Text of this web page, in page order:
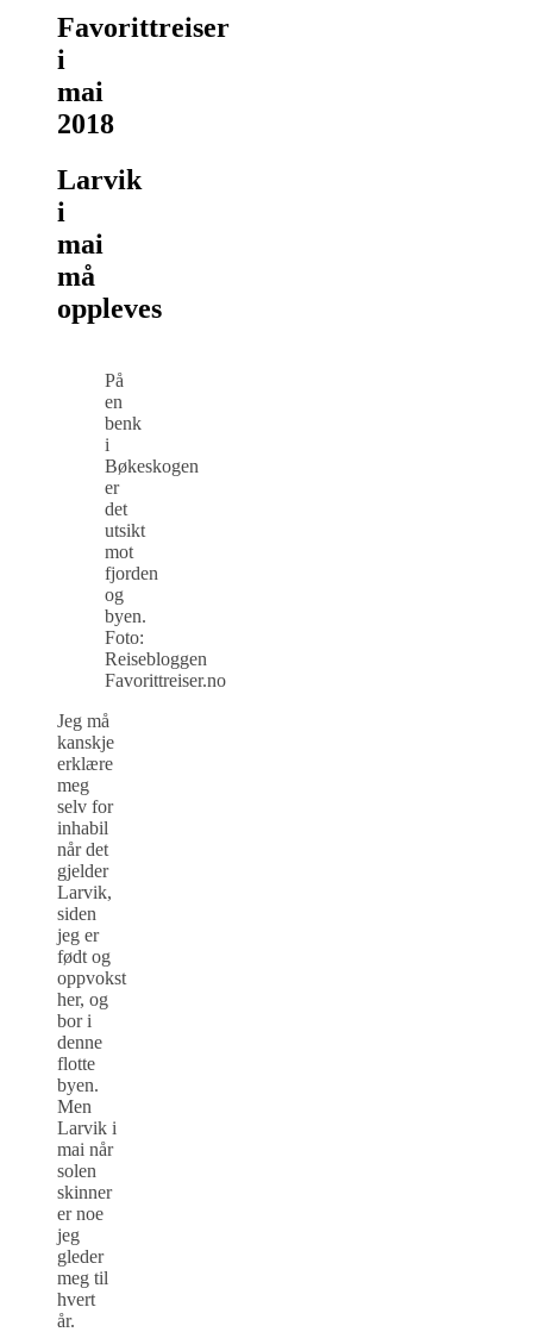
Favorittreiser
i
mai
2018
Larvik
i
mai
må
oppleves
På
en
benk
i
Bøkeskogen
er
det
utsikt
mot
fjorden
og
byen.
Foto:
Reisebloggen
Favorittreiser.no
Jeg må
kanskje
erklære
meg
selv for
inhabil
når det
gjelder
Larvik,
siden
jeg er
født og
oppvokst
her, og
bor i
denne
flotte
byen.
Men
Larvik i
mai når
solen
skinner
er noe
jeg
gleder
meg til
hvert
år.